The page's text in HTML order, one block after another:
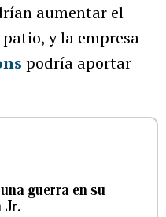
aumentar el
y la empresa
podría aportar
guerra en su
Jr.